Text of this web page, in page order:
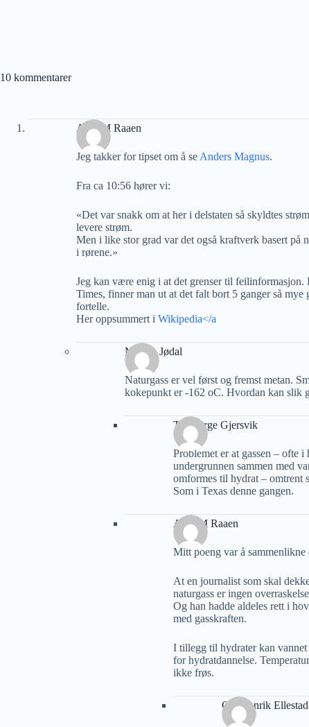
10 kommentarer
Arne M Raaen
Jeg takker for tipset om å se Anders Magnus.
Fra ca 10:56 hører vi:
«Det var snakk om at her i delstaten så skyldtes
levere strøm.
Men i like stor grad var det også kraftverk basert på
i rørene.»
Jeg kan være enig i at det grenser til
Times, finner man ut at det falt bort 5 ganger så
fortelle.
Her oppsummert i Wikipedia</a
Morten Jødal
Naturgass er vel først og fremst metan.
kokepunkt er -162 oC. Hvordan kan slik
Tor Berge Gjersvik
Problemet er at gassen – ofte
undergrunnen sammen med
omformes til hydrat – omtrent
Som i Texas denne gangen.
Arne M Raaen
Mitt poeng var å sammenlikne
At en journalist som skal
naturgass er ingen
Og han hadde aldeles rett i
med gasskraften.
I tillegg til hydrater kan
for hydratdannelse.
ikke frøs.
Ole Henrik Ellestad